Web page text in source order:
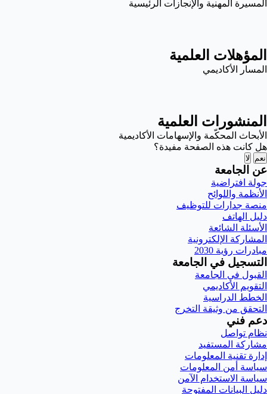
المسيرة المهنية والإنجازات الرئيسية
المؤهلات العلمية
المسار الأكاديمي
المنشورات العلمية
الأبحاث المحكّمة والإسهامات الأكاديمية
هل كانت هذه الصفحة مفيدة؟
نعم لا
عن الجامعة
جولة افتراضية
الأنظمة واللوائح
منصة جدارات للتوظيف
دليل الهاتف
الأسئلة الشائعة
المشاركة الإلكترونية
مبادرات رؤية 2030
التسجيل في الجامعة
القبول في الجامعة
التقويم الأكاديمي
الخطط الدراسية
التحقق من وثيقة التخرج
دعم فني
نظام تواصل
مشاركة المستفيد
إدارة تقنية المعلومات
سياسة أمن المعلومات
سياسة الاستخدام الآمن
دليل البيانات المفتوحة